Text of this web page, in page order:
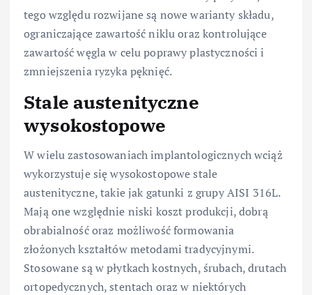
tego względu rozwijane są nowe warianty składu,
ograniczające zawartość niklu oraz kontrolujące
zawartość węgla w celu poprawy plastyczności i
zmniejszenia ryzyka pęknięć.
Stale austenityczne
wysokostopowe
W wielu zastosowaniach implantologicznych wciąż
wykorzystuje się wysokostopowe stale
austenityczne, takie jak gatunki z grupy AISI 316L.
Mają one względnie niski koszt produkcji, dobrą
obrabialność oraz możliwość formowania
złożonych kształtów metodami tradycyjnymi.
Stosowane są w płytkach kostnych, śrubach, drutach
ortopedycznych, stentach oraz w niektórych